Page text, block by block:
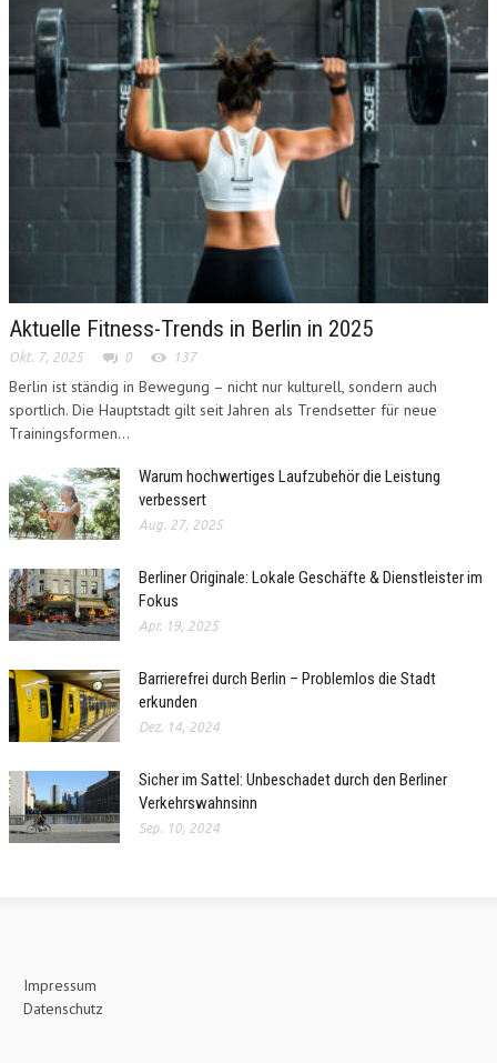
Aktuelle Fitness-Trends in Berlin in 2025
Okt. 7, 2025 0 137
Berlin ist ständig in Bewegung – nicht nur kulturell, sondern auch
sportlich. Die Hauptstadt gilt seit Jahren als Trendsetter für neue
Trainingsformen...
Warum hochwertiges Laufzubehör die Leistung
verbessert
Aug. 27, 2025
Berliner Originale: Lokale Geschäfte & Dienstleister im
Fokus
Apr. 19, 2025
Barrierefrei durch Berlin – Problemlos die Stadt
erkunden
Dez. 14, 2024
Sicher im Sattel: Unbeschadet durch den Berliner
Verkehrswahnsinn
Sep. 10, 2024
Impressum
Datenschutz